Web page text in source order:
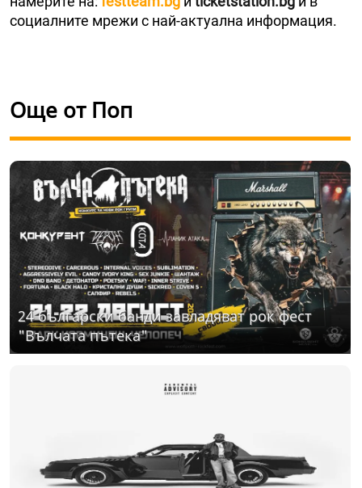
социалните мрежи с най-актуална информация.
Още от Поп
24 български банди завладяват рок фест
"Вълчата пътека"